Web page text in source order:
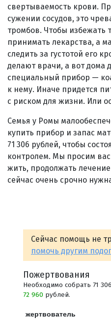
свертываемость крови.
сужении сосудов, это
тромбов. Чтобы избежать
принимать лекарства, а
следить за густотой его
делают врачи, а вот дома
специальный прибор —
к нему. Иначе придется
с риском для жизни. Или
Семья у Ромы
купить прибор и запас
71 306 рублей, чтобы
контролем. Мы просим
жить, продолжать
сейчас очень срочно
Сейчас помощь не
помочь другим
Пожертвования
Необходимо собрать 71
72 960 рублей.
жертвователь